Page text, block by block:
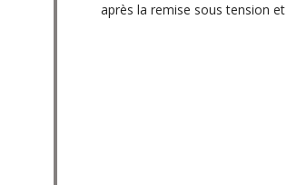
après la remise sous tension